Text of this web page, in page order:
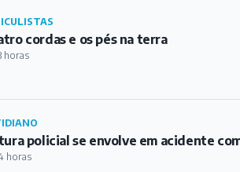
cordas e os pés na terra
horas
policial se envolve em acidente
horas